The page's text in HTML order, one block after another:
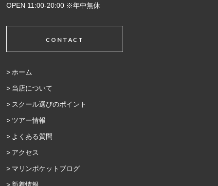
OPEN 11:00-20:00 ※年中無休
CONTACT
ホーム
当店について
スクール選びのポイント
ツアー情報
よくある質問
アクセス
マリンポケットブログ
新着情報